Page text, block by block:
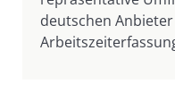
deutschen